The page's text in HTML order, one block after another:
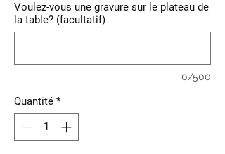
Voulez-vous une gravure sur le plateau de
la table? (facultatif)
0/500
Quantité *